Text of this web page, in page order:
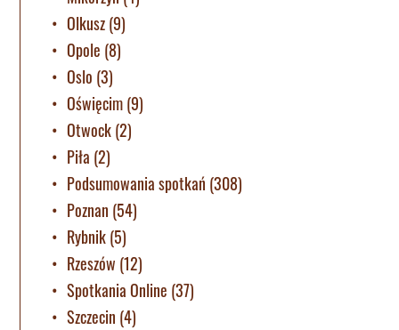
Olkusz(9)
Opole (8)
Oslo (3)
Oświęcim(9)
Otwock(2)
Piła (2)
Podsumowania spotkań (308)
Poznan (54)
Rybnik(5)
Rzeszów (12)
Spotkania Online (37)
Szczecin (4)